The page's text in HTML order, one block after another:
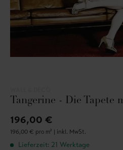
Tangerine - Die Tapete
196,00 €
196,00 € pro m² | inkl. MwSt.
Lieferzeit: 21 Werktage